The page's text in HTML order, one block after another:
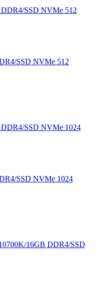
SSD NVMe 512
SSD NVMe 1024